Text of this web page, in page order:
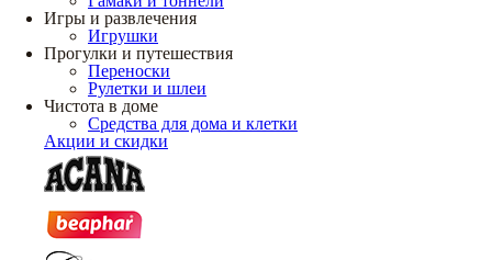
Игры и развлечения
Игрушки
Прогулки и путешествия
Переноски
Рулетки и шлеи
Чистота в доме
Средства для дома и клетки
Акции и скидки